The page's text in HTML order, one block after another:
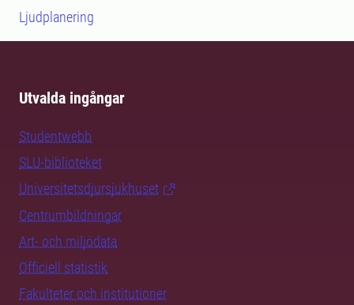
Ljudplanering
Utvalda ingångar
Studentwebb
SLU-biblioteket
Universitetsdjursjukhuset
Centrumbildningar
Art- och miljödata
Officiell statistik
Fakulteter och institutioner